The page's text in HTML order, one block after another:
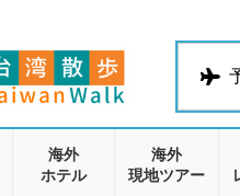
海外
ホテル
海外
現地ツアー